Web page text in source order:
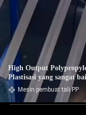
High Output
Plastisasi yang sangat
Mesin pembuat tali PP